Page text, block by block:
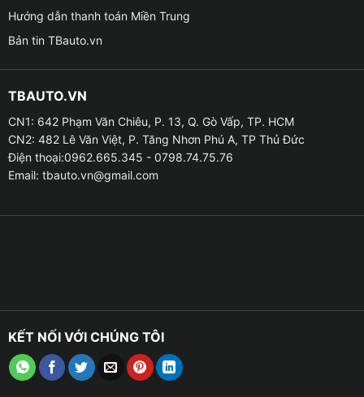
✦ Khi độ loa sub cho xe VinFast VF3 sẽ giúp cân bằng
dải âm thanh cũng như là bổ sung dải bass trầm ấm
làm cho âm thanh phát ra từ xe trở nên hay hơn hơn,
Hướng dẫn thanh toán Miền Trung
Bản tin TBauto.vn
TBAUTO.VN
CN1: 642 Phạm Văn Chiêu, P. 13, Q. Gò Vấp, TP. HCM
CN2: 482 Lê Văn Việt, P. Tăng Nhơn Phú A, TP Thủ Đức
Điện thoại:0962.665.345 - 0798.74.75.76
Email: tbauto.vn@gmail.com
KẾT NỐI VỚI CHÚNG TÔI